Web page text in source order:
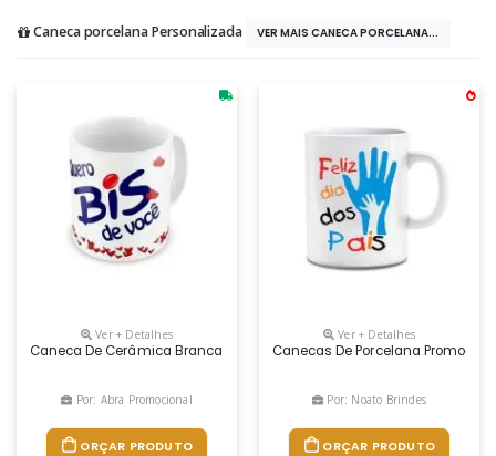
Caneca porcelana Personalizada VER MAIS CANECA PORCELANA...
Ver + Detalhes
Caneca De Cerâmica Branca De 320 Ml. Gravação Em Uv Cromia -
Por: Abra Promocional
ORÇAR PRODUTO
Ver + Detalhes
Canecas De Porcelana
Por: Noato Brindes
ORÇAR PRODUTO